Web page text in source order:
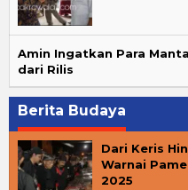
Amin Ingatkan Para
dari Rilis
Berita Budaya
Dari Keris
Warnai
2025